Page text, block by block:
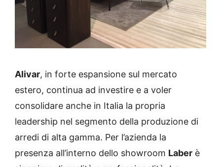
Alivar, in forte espansione sul mercato
estero, continua ad investire e a voler
consolidare anche in Italia la propria
leadership nel segmento della produzione di
arredi di alta gamma. Per l’azienda la
presenza all’interno dello showroom Laber è